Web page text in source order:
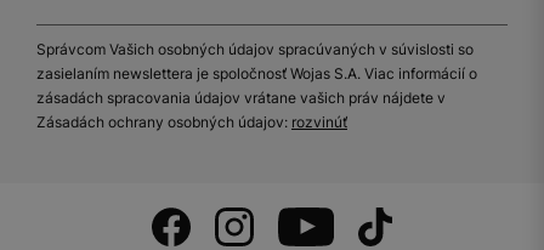
Správcom Vašich osobných údajov spracúvaných v súvislosti so
zasielaním newslettera je spoločnosť Wojas S.A. Viac informácií o
zásadách spracovania údajov vrátane vašich práv nájdete v
Zásadách ochrany osobných údajov: rozvinúť